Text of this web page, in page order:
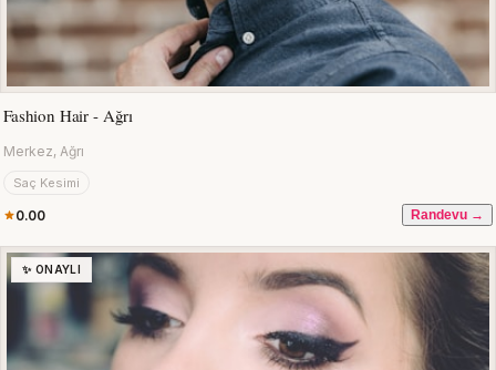
Fashion Hair - Ağrı
Merkez, Ağrı
Saç Kesimi
0.00 Randevu →
✨ ONAYLI